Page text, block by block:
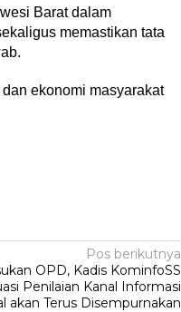
Barat dalam
memastikan tata
ekonomi masyarakat
Pos berikutnya
OPD, Kadis KominfoSS
Penilaian Kanal Informasi
akan Terus Disempurnakan